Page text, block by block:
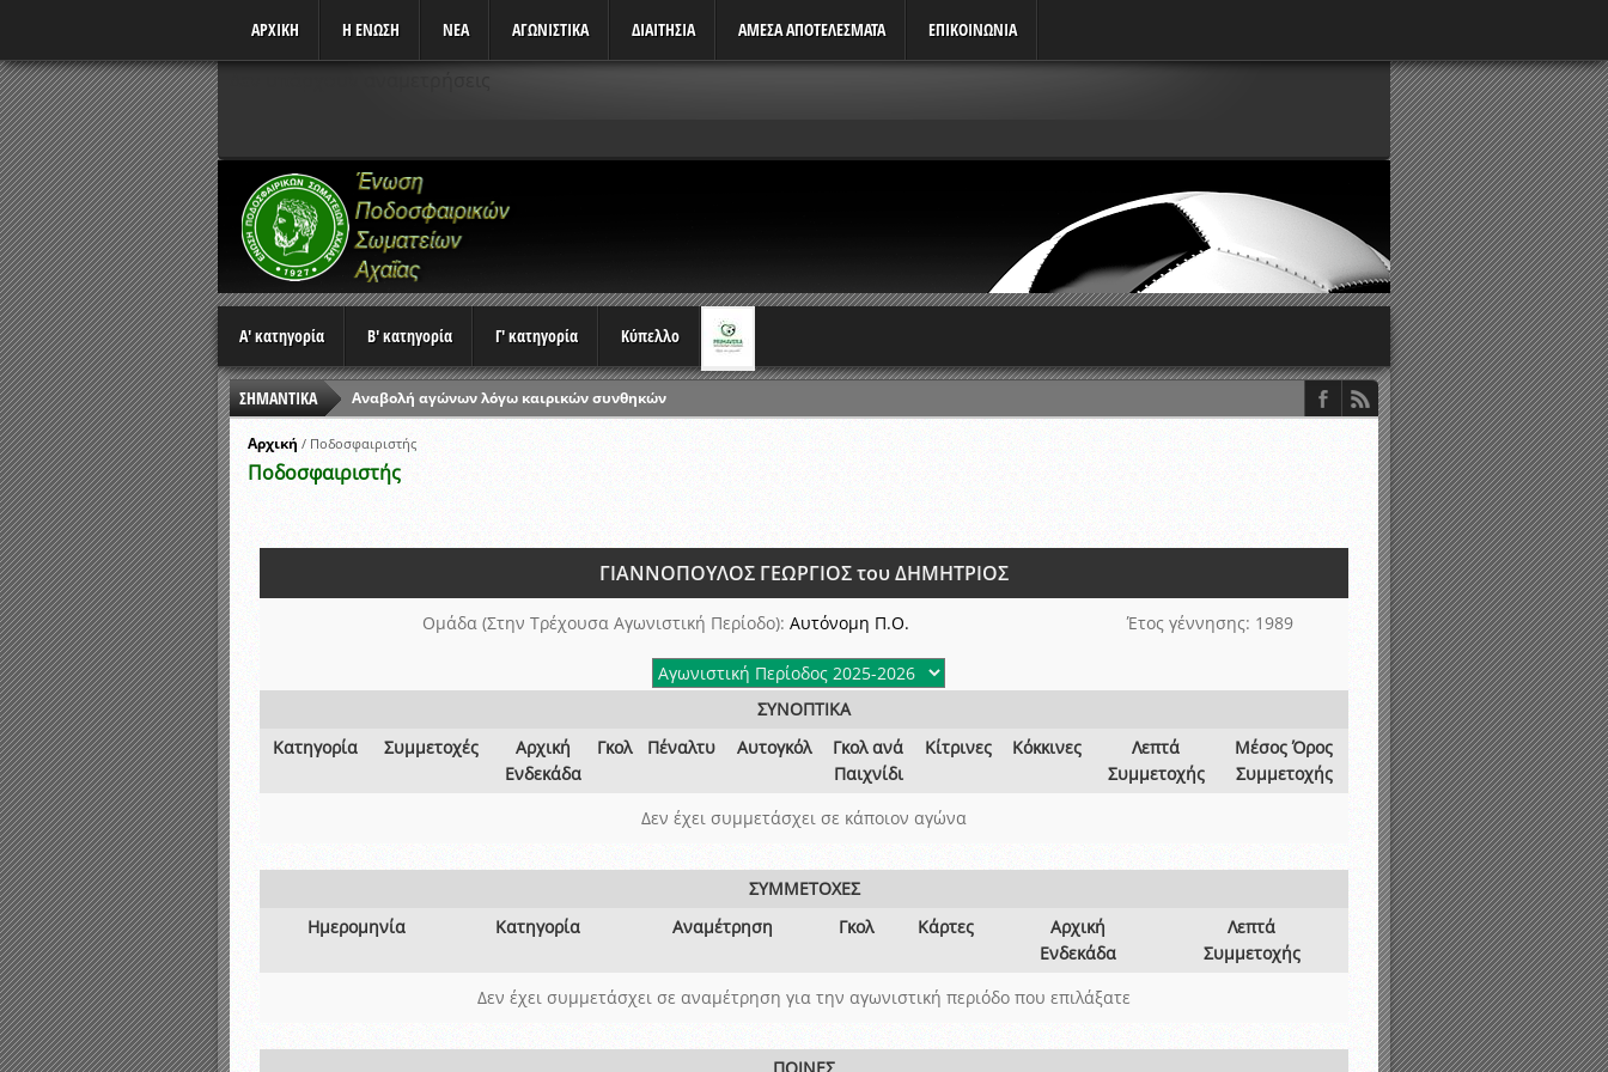
ΑΡΧΙΚΗ Η ΕΝΩΣΗ ΝΕΑ ΑΓΩΝΙΣΤΙΚΆ ΔΙΑΙΤΗΣΙΑ ΑΜΕΣΑ ΑΠΟΤΕΛΕΣΜΑΤΑ ΕΠΙΚΟΙΝΩΝΙΑ
Α' κατηγορία Β' κατηγορία Γ' κατηγορία Κύπελλο
ΣΗΜΑΝΤΙΚΑ
Αναβολή αγώνων λόγω καιρικών συνθηκών
Ώρες έναρξης αγώνων Πρωταθλημάτων
Αποτελέσματα επαναληπτικών γραπτών εξετάσεων και αγωνιστικών δοκιμασιών διαιτητών και παρατηρητών ΕΠΣΑ
Κληρώσεις Πρωταθλημάτων και Κυπέλλου 2015-2016
Αρχική / Ποδοσφαιριστής
Ποδοσφαιριστής
ΓΙΑΝΝΟΠΟΥΛΟΣ ΓΕΩΡΓΙΟΣ του ΔΗΜΗΤΡΙΟΣ
Ομάδα (Στην Τρέχουσα Αγωνιστική Περίοδο): Αυτόνομη Π.Ο. Έτος γέννησης: 1989
ΣΥΝΟΠΤΙΚΑ
Κατηγορία
Συμμετοχές
Αρχική
Ενδεκάδα
Γκολ Πέναλτυ Αυτογκόλ
Γκολ ανά
Παιχνίδι
Κίτρινες Κόκκινες
Λεπτά
Συμμετοχής
Μέσος Όρος
Συμμετοχής
Δεν έχει συμμετάσχει σε κάποιον αγώνα
ΣΥΜΜΕΤΟΧΕΣ
Ημερομηνία
Κατηγορία Αναμέτρηση Γκολ Κάρτες
Αρχική
Ενδεκάδα
Λεπτά
Συμμετοχής
Δεν έχει συμμετάσχει σε αναμέτρηση για την αγωνιστική περιόδο που επιλάξατε